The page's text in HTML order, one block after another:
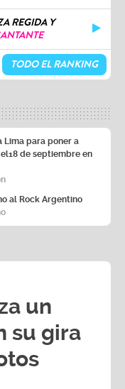
REGIDA Y
TODO EL RANKING
Lima para poner a
de septiembre en
al Rock Argentino
un
su gira